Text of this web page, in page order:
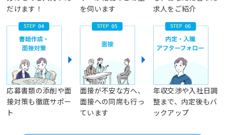
だけます！
を伺います
求人をご紹介
応募書類の添削や面
接対策も徹底サポー
ト
面接が不安な方へ、
面接への同席も行っ
ています
年収交渉や入社日調
整まで、内定後もバ
ックアップ